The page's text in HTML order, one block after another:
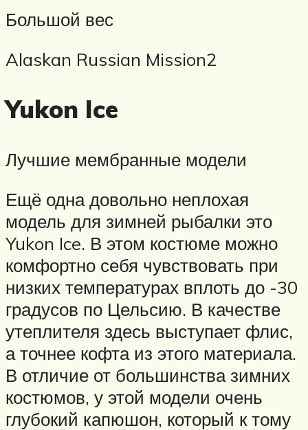
Большой вес
Alaskan Russian Mission2
Yukon Ice
Лучшие мембранные модели
Ещё одна довольно неплохая
модель для зимней рыбалки это
Yukon Ice. В этом костюме можно
комфортно себя чувствовать при
низких температурах вплоть до -30
градусов по Цельсию. В качестве
утеплителя здесь выступает флис,
а точнее кофта из этого материала.
В отличие от большинства зимних
костюмов, у этой модели очень
глубокий капюшон, который к тому